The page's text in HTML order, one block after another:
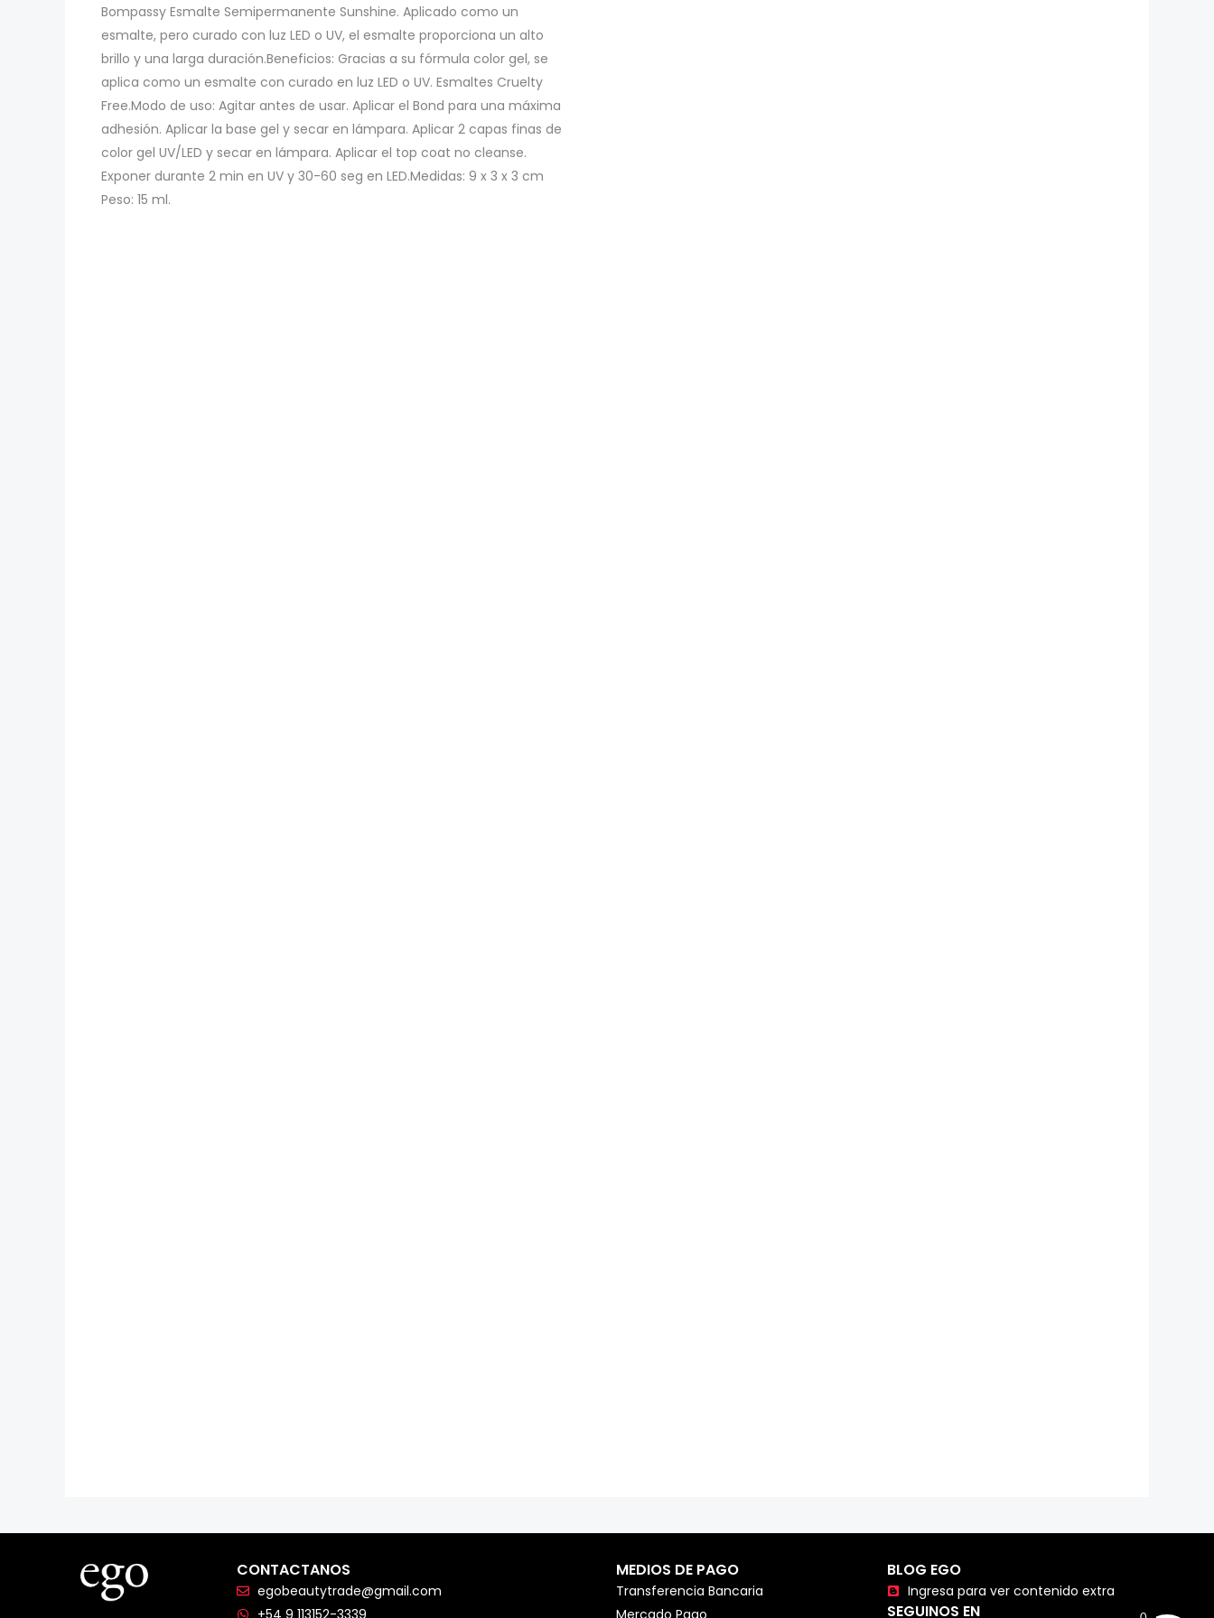
cantidad
Bompassy Esmalte Semipermanente Sunshine. Aplicado como un
esmalte, pero curado con luz LED o UV, el esmalte proporciona un alto
brillo y una larga duración.Beneficios: Gracias a su fórmula color gel, se
aplica como un esmalte con curado en luz LED o UV. Esmaltes Cruelty
Free.Modo de uso: Agitar antes de usar. Aplicar el Bond para una máxima
adhesión. Aplicar la base gel y secar en lámpara. Aplicar 2 capas finas de
color gel UV/LED y secar en lámpara. Aplicar el top coat no cleanse.
Exponer durante 2 min en UV y 30-60 seg en LED.Medidas: 9 x 3 x 3 cm
Peso: 15 ml.
CONTACTANOS
egobeautytrade@gmail.com
MEDIOS DE PAGO
Transferencia Bancaria
BLOG EGO
Ingresa para ver contenido extra
SEGUINOS EN